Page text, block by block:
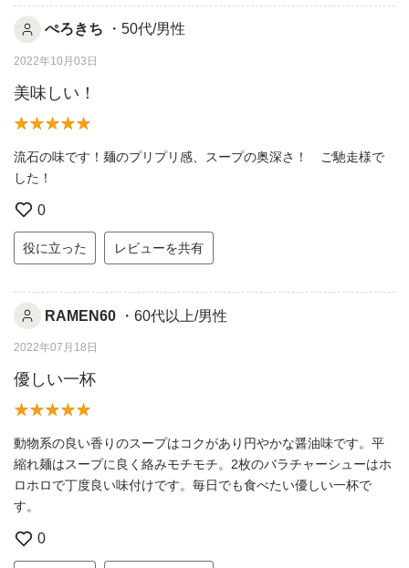
ぺろきち ・50代/男性
2022年10月03日
美味しい！
流石の味です！麺のプリプリ感、スープの奥深さ！ ご馳走様で
した！
0
役に立った レビューを共有
RAMEN60 ・60代以上/男性
2022年07月18日
優しい一杯
動物系の良い香りのスープはコクがあり円やかな醤油味です。平
縮れ麺はスープに良く絡みモチモチ。2枚のバラチャーシューはホ
ロホロで丁度良い味付けです。毎日でも食べたい優しい一杯で
す。
0